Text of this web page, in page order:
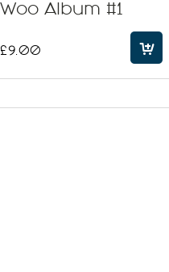
Woo Album #1
£ 9.00